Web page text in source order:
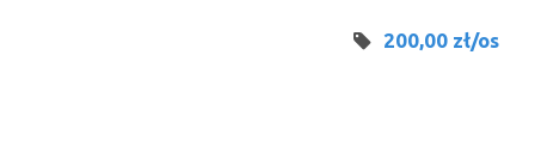
200,00 zł/os